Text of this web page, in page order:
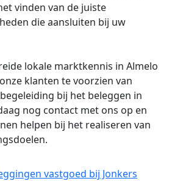
vinden van de juiste
die aansluiten bij uw
lokale marktkennis in Almelo
klanten te voorzien van
bij het beleggen in
nog contact met ons op en
helpen bij het realiseren van
vastgoed bij Jonkers